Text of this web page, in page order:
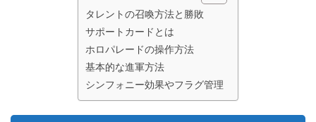
タレントの召喚方法と勝敗
サポートカードとは
ホロパレードの操作方法
基本的な進軍方法
シンフォニー効果やフラグ管理